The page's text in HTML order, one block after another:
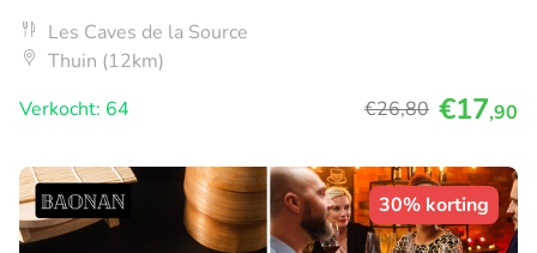
Les Caves de la Source
Thuin (12km)
Verkocht: 64
€26,80 €17,90
30% korting